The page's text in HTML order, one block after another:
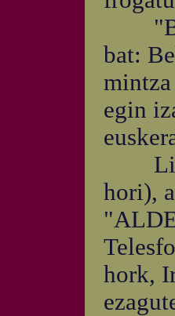
"Bi
bat:
egin
hori),
hork,